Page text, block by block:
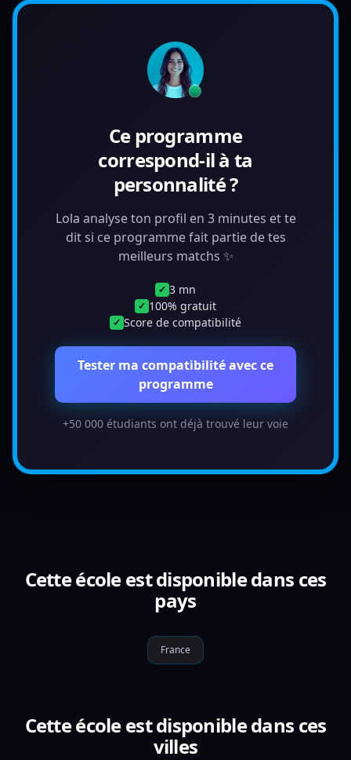
Ce programme
correspond-il à ta
personnalité ?
Lola analyse ton profil en 3 minutes et te
dit si ce programme fait partie de tes
meilleurs matchs ✨
✓ 3 mn
✓ 100% gratuit
✓ Score de compatibilité
Tester ma compatibilité avec ce
programme
+50 000 étudiants ont déjà trouvé leur voie
Cette école est disponible dans ces
pays
France
Cette école est disponible dans ces
villes